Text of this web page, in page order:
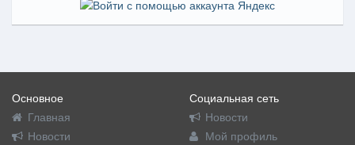
Основное
Главная
Новости
Социальная сеть
Новости
Мой профиль